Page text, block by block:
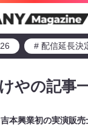
# 配信延長決
やの記事
吉本興業初の実演販